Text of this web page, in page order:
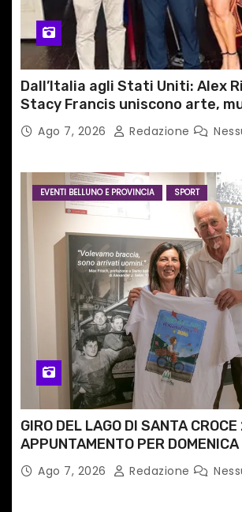
Dall’Italia agli Stati Uniti: Alex
Stacy Francis uniscono arte,
tecnologia in un nuovo progetto
internazionale”
Ago 7, 2026 Redazione
EVENTI BELLUNO E PROVINCIA SPORT
GIRO DEL LAGO DI SANTA
APPUNTAMENTO PER
Ago 7, 2026 Redazione